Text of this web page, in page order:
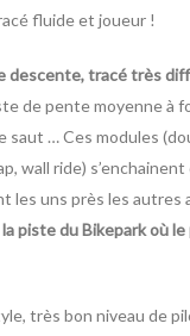
fluide et joueur !
descente, tracé très
de pente moyenne à
saut … Ces modules
wall ride) s’enchainent
les uns près les autres
piste du Bikepark où
très bon niveau de